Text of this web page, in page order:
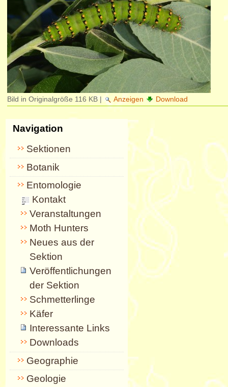
Bild in Originalgröße 116 KB| Anzeigen Download
Navigation
Sektionen
Botanik
Entomologie
Kontakt
Veranstaltungen
Moth Hunters
Neues aus der
Sektion
Veröffentlichungen
der Sektion
Schmetterlinge
Käfer
Interessante Links
Downloads
Geographie
Geologie